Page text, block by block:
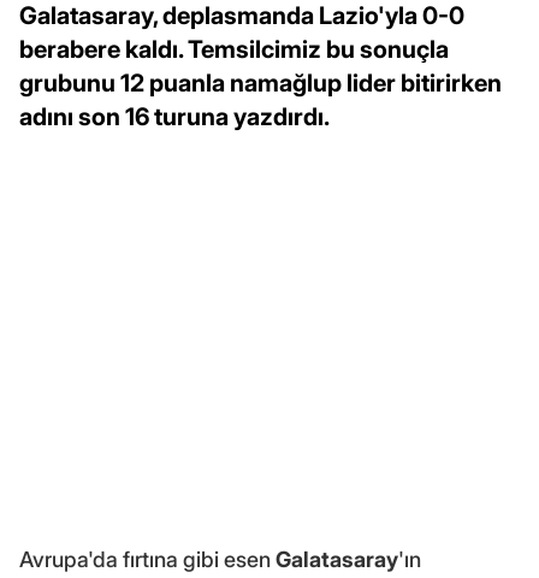
Galatasaray, deplasmanda Lazio'yla 0-0
berabere kaldı. Temsilcimiz bu sonuçla
grubunu 12 puanla namağlup lider bitirirken
adını son 16 turuna yazdırdı.
Avrupa'da fırtına gibi esenGalatasaray'ın